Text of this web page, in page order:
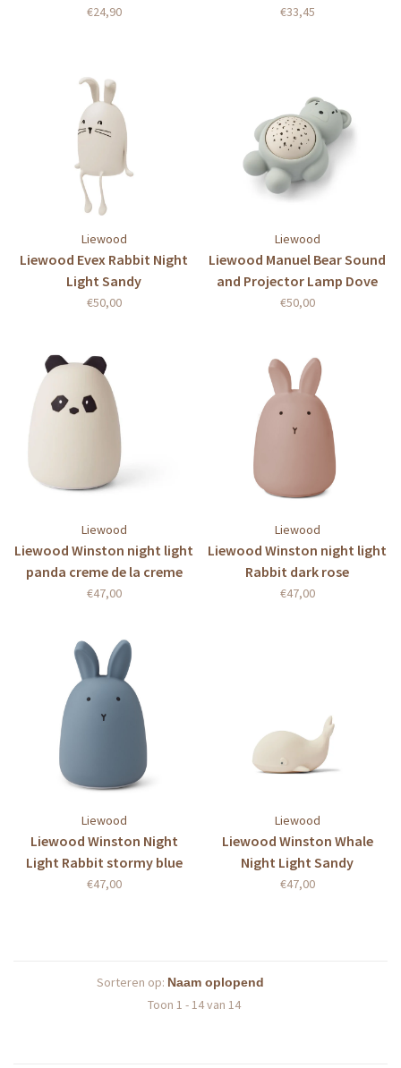
€24,90 €33,45
Liewood
Liewood Evex Rabbit Night
Light Sandy
€50,00
Liewood
Liewood Manuel Bear Sound
and Projector Lamp Dove
blue
€50,00
Liewood
Liewood Winston night light
panda creme de la creme
€47,00
Liewood
Liewood Winston night light
Rabbit dark rose
€47,00
Liewood
Liewood Winston Night
Light Rabbit stormy blue
€47,00
Liewood
Liewood Winston Whale
Night Light Sandy
€47,00
Sorteren op:
Toon 1 - 14 van 14